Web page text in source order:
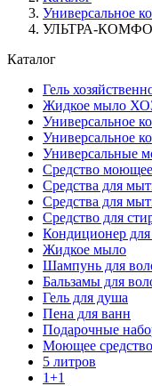
Универсальное
УЛЬТРА-
Каталог
Гель
Жидкое мыло
Универсальное
Универсальное
Универсальные
Средство
Средства для
Средства для
Средство для
Кондиционер для
Жидкое мыло
Шампунь для
Бальзамы для
Гель для душа
Пена для ванн
Подарочные
Моющее
5 литров
1+1